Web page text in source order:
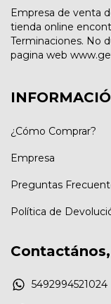
Empresa de venta
tienda online
Terminaciones. No
pagina web
¿Cómo Comprar?
Empresa
Preguntas
Política de
5492994521024